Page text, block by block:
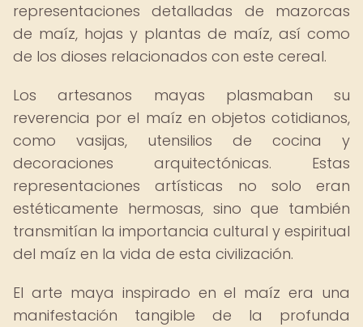
representaciones detalladas de mazorcas
de maíz, hojas y plantas de maíz, así como
de los dioses relacionados con este cereal.
Los artesanos mayas plasmaban su
reverencia por el maíz en objetos cotidianos,
como vasijas, utensilios de cocina y
decoraciones arquitectónicas. Estas
representaciones artísticas no solo eran
estéticamente hermosas, sino que también
transmitían la importancia cultural y espiritual
del maíz en la vida de esta civilización.
El arte maya inspirado en el maíz era una
manifestación tangible de la profunda